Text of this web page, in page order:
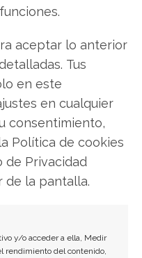
aceptar lo anterior
Tus
en este
en cualquier
consentimiento,
Política de cookies
de Privacidad
de la pantalla.
y/o acceder a ella, Medir
rendimiento del contenido,
¡Lee más aquí!